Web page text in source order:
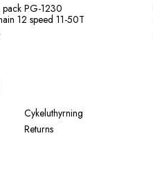
PG-1230
12 speed 11-50T
Cykeluthyrning
Returns